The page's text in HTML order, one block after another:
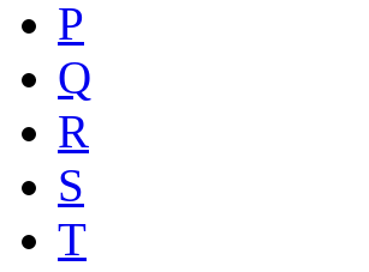
P
Q
R
S
T